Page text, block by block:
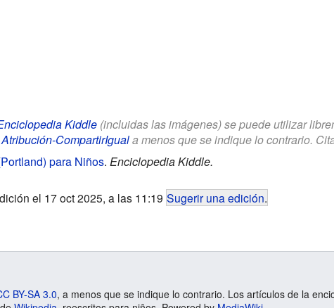
Kiddle(incluidas las imágenes) se puede utilizar
Atribución-CompartirIguala menos que se indique lo contrario.
para Niños. Enciclopedia Kiddle.
el 17 oct 2025, a las 11:19 Sugerir una edición.
BY-SA 3.0, a menos que se indique lo contrario. Los artículos de la